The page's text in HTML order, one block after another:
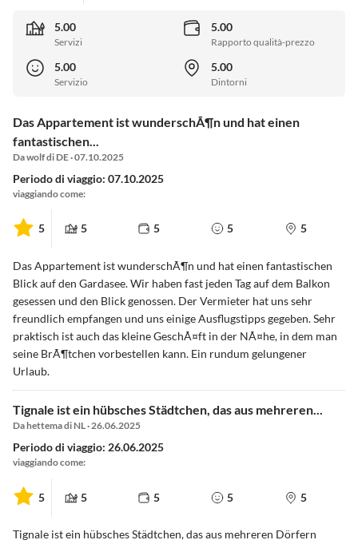
5.00
Servizi
5.00
Rapporto qualità-prezzo
5.00
Servizio
5.00
Dintorni
Das Appartement ist wunderschÃ¶n und hat einen
fantastischen...
Da wolf di DE · 07.10.2025
Periodo di viaggio: 07.10.2025
viaggiando come:
5 5 5 5 5
Das Appartement ist wunderschÃ¶n und hat einen fantastischen
Blick auf den Gardasee. Wir haben fast jeden Tag auf dem Balkon
gesessen und den Blick genossen. Der Vermieter hat uns sehr
freundlich empfangen und uns einige Ausflugstipps gegeben. Sehr
praktisch ist auch das kleine GeschÃ¤ft in der NÃ¤he, in dem man
seine BrÃ¶tchen vorbestellen kann. Ein rundum gelungener
Urlaub.
Tignale ist ein hübsches Städtchen, das aus mehreren...
Da hettema di NL · 26.06.2025
Periodo di viaggio: 26.06.2025
viaggiando come:
5 5 5 5 5
Tignale ist ein hübsches Städtchen, das aus mehreren Dörfern